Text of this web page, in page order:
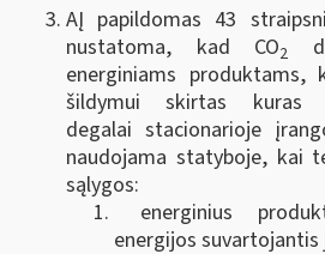
AĮ papildomas 43
nustatoma, kad CO2
energiniams produktams,
šildymui skirtas kuras
degalai stacionarioje
naudojama statyboje, kai
sąlygos:
energinius
energijos